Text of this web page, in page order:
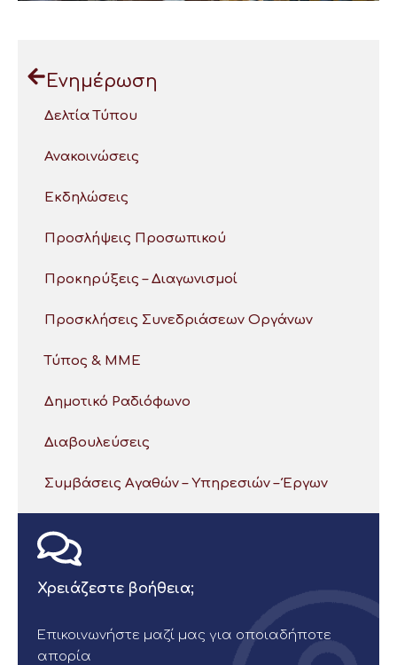
Ενημέρωση
Δελτία Τύπου
Ανακοινώσεις
Εκδηλώσεις
Προσλήψεις Προσωπικού
Προκηρύξεις – Διαγωνισμοί
Προσκλήσεις Συνεδριάσεων Οργάνων
Τύπος & ΜΜΕ
Δημοτικό Ραδιόφωνο
Διαβουλεύσεις
Συμβάσεις Αγαθών – Υπηρεσιών – Έργων
Χρειάζεστε βοήθεια;
Επικοινωνήστε μαζί μας για οποιαδήποτε
απορία